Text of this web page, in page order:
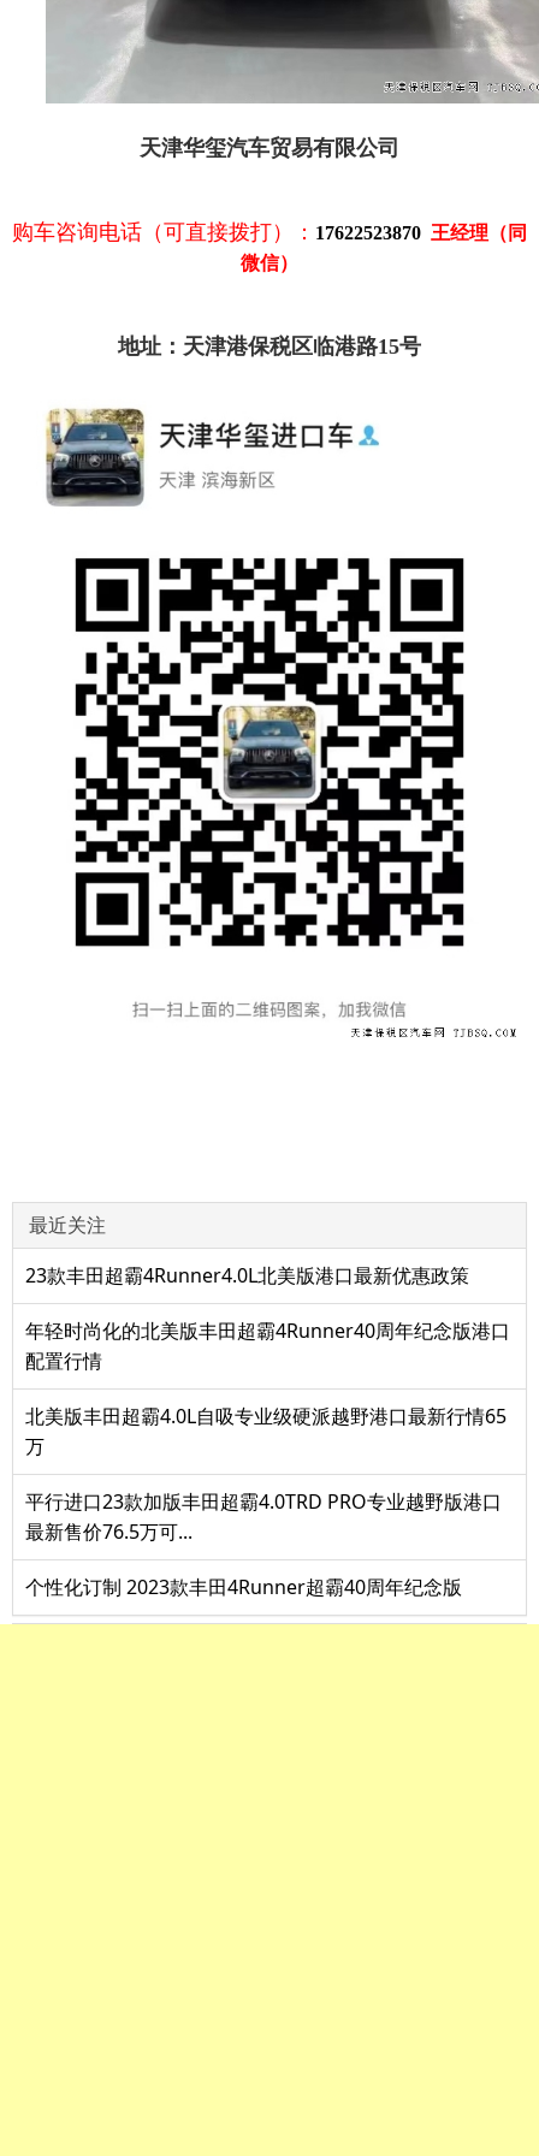
天津华玺汽车贸易有限公司
购车咨询电话（可直接拨打）： 17622523870 王经理（同
微信）
地址：天津港保税区临港路15号
最近关注
23款丰田超霸4Runner4.0L北美版港口最新优惠政策
年轻时尚化的北美版丰田超霸4Runner40周年纪念版港口
配置行情
北美版丰田超霸4.0L自吸专业级硬派越野港口最新行情65
万
平行进口23款加版丰田超霸4.0TRD PRO专业越野版港口
最新售价76.5万可...
个性化订制 2023款丰田4Runner超霸40周年纪念版